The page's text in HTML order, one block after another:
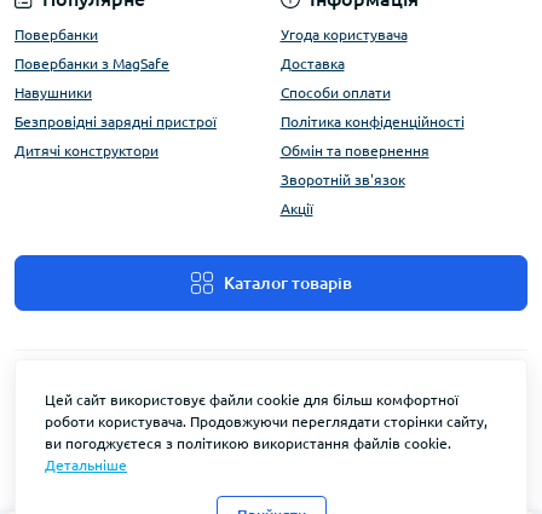
Повербанки
Повербанки з MagSafe
Навушники
Безпровідні зарядні пристрої
Дитячі конструктори
Угода користувача
Доставка
Способи оплати
Політика конфіденційності
Обмін та повернення
Зворотній зв'язок
Акції
Каталог товарів
Цей сайт використовує файли cookie для більш комфортної
роботи користувача. Продовжуючи переглядати сторінки сайту,
ви погоджуєтеся з політикою використання файлів cookie.
Детальніше